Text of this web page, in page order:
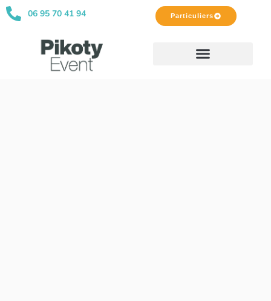
06 95 70 41 94 Particuliers